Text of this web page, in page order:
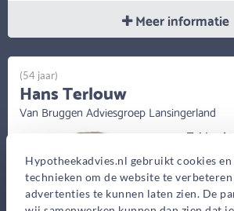
Hypotheekadvies.nl gebruikt cookies
technieken om de website te
advertenties te kunnen laten zien. De
Meer informatie
Tobias
Bekijk op
(54 jaar)
Hans Terlouw
Van Bruggen Adviesgroep Lansingerland